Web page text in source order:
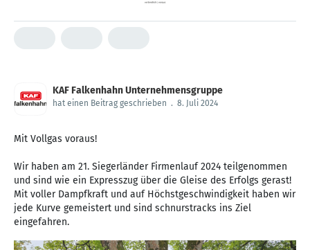
KAF Falkenhahn Unternehmensgruppe
hat einen Beitrag geschrieben . 8. Juli 2024
Mit Vollgas voraus!
Wir haben am 21. Siegerländer Firmenlauf 2024 teilgenommen
und sind wie ein Expresszug über die Gleise des Erfolgs gerast!
Mit voller Dampfkraft und auf Höchstgeschwindigkeit haben wir
jede Kurve gemeistert und sind schnurstracks ins Ziel
eingefahren.